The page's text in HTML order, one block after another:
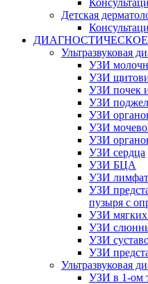
Детская
Ультразвуковая
УЗИ
УЗИ
УЗИ почек
УЗИ
УЗИ
УЗИ
УЗИ
УЗИ сердца
УЗИ БЦА
УЗИ
УЗИ
пузыря с
УЗИ мягких
УЗИ
УЗИ
УЗИ
Ультразвуковая
УЗИ в 1-ом